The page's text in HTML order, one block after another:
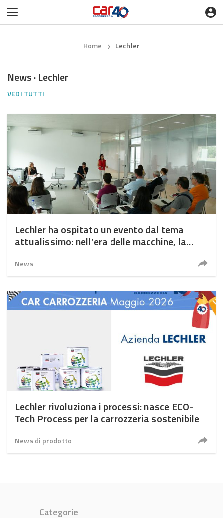
Home ❯ Lechler
News · Lechler
VEDI TUTTI
Lechler ha ospitato un evento dal tema
attualissimo: nell’era delle macchine, la
News
Lechler rivoluziona i processi: nasce ECO-
Tech Process per la carrozzeria sostenibile
News di prodotto
Categorie